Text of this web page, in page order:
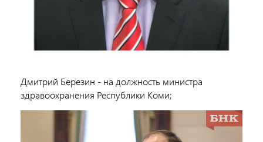
Дмитрий Березин - на должность министра
здравоохранения Республики Коми;